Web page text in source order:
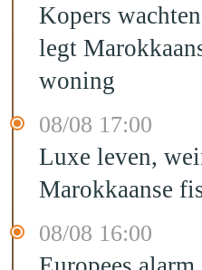
Kopers
legt
woning
08/08 17:00
Luxe leven,
Marokkaanse
08/08 16:00